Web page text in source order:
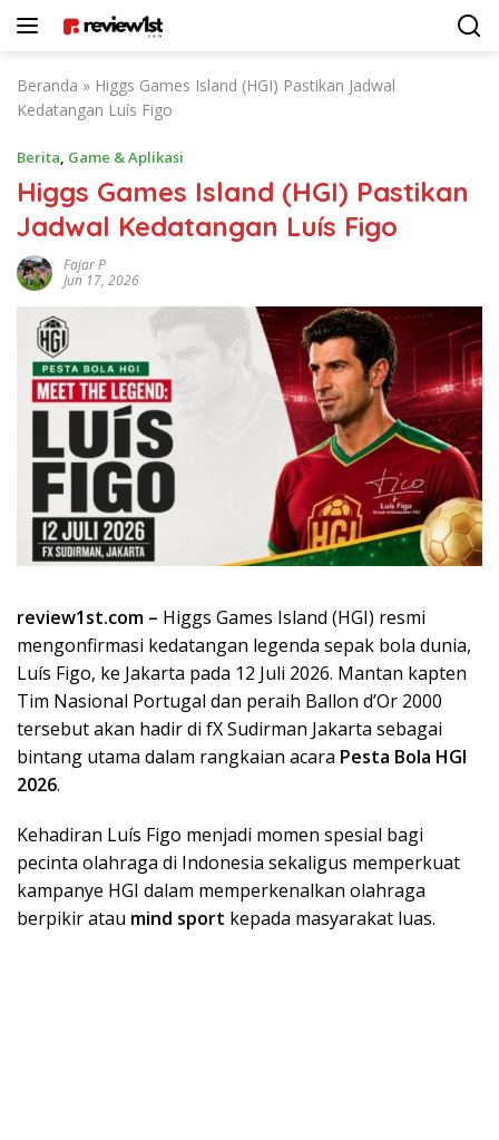
Beranda » Higgs Games Island (HGI) Pastikan Jadwal
Kedatangan Luís Figo
Berita, Game & Aplikasi
Higgs Games Island (HGI) Pastikan
Jadwal Kedatangan Luís Figo
Fajar P
Jun 17, 2026
review1st.com – Higgs Games Island (HGI) resmi
mengonfirmasi kedatangan legenda sepak bola dunia,
Luís Figo, ke Jakarta pada 12 Juli 2026. Mantan kapten
Tim Nasional Portugal dan peraih Ballon d’Or 2000
tersebut akan hadir di fX Sudirman Jakarta sebagai
bintang utama dalam rangkaian acara Pesta Bola HGI
2026.
Kehadiran Luís Figo menjadi momen spesial bagi
pecinta olahraga di Indonesia sekaligus memperkuat
kampanye HGI dalam memperkenalkan olahraga
berpikir atau mind sport kepada masyarakat luas.